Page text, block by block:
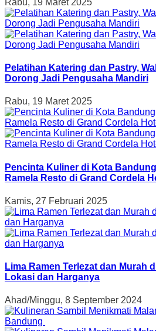
Pelatihan Katering dan Pastry,
Dorong Jadi Pengusaha Mandiri
Rabu, 19 Maret 2025
Pencinta Kuliner di Kota
Ramela Resto di Grand Cordela
Kamis, 27 Februari 2025
Lima Ramen Terlezat dan Murah
Lokasi dan Harganya
Ahad/Minggu, 8 September 2024